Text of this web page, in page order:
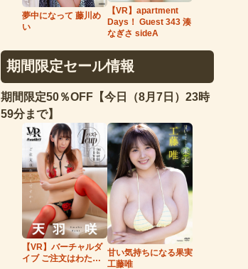
夢中になって 藤川め
い
【VR】apartment
Days！ Guest 343 湊
なぎさ sideA
期間限定セール情報
期間限定50％OFF【今日（8月7日）23時
59分まで】
【VR】バーチャルダ
イブ ご注文はわたし
甘い気持ちになる果実
工藤唯